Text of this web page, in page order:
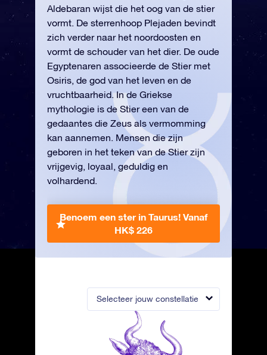
Selecteer jouw constellatie
Aldebaran wijst die het oog van de stier
vormt. De sterrenhoop Plejaden bevindt
zich verder naar het noordoosten en
vormt de schouder van het dier. De oude
Egyptenaren associeerde de Stier met
Osiris, de god van het leven en de
vruchtbaarheid. In de Griekse
mythologie is de Stier een van de
gedaantes die Zeus als vermomming
kan aannemen. Mensen die zijn
geboren in het teken van de Stier zijn
vrijgevig, loyaal, geduldig en
volhardend.
Benoem een ster in Taurus! Vanaf
HK$ 226